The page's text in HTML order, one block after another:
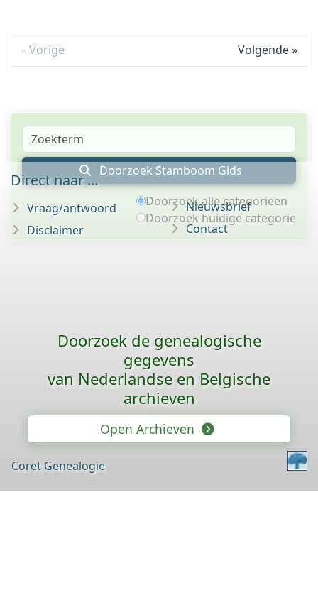
Vorige Volgende
Doorzoek Stamboom Gids
Doorzoek alle categorieën
Doorzoek huidige categorie
Direct naar ...
Vraag/antwoord
Disclaimer
Nieuwsbrief
Contact
Doorzoek de genealogische
gegevens
van Nederlandse en Belgische
archieven
Open Archieven
Coret Genealogie